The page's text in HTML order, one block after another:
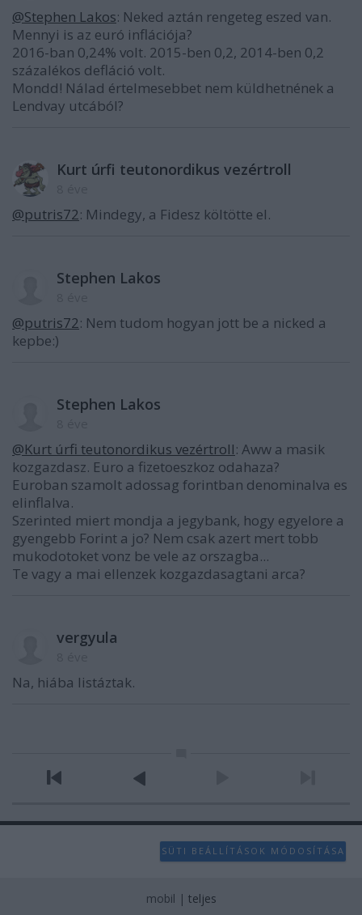
@Stephen Lakos: Neked aztán rengeteg eszed van.
Mennyi is az euró inflációja?
2016-ban 0,24% volt. 2015-ben 0,2, 2014-ben 0,2
százalékos defláció volt.
Mondd! Nálad értelmesebbet nem küldhetnének a
Lendvay utcából?
Kurt úrfi teutonordikus vezértroll
@putris72: Mindegy, a Fidesz költötte el.
Stephen Lakos
@putris72: Nem tudom hogyan jott be a nicked a
kepbe:)
Stephen Lakos
@Kurt úrfi teutonordikus vezértroll: Aww a masik
kozgazdasz. Euro a fizetoeszkoz odahaza?
Euroban szamolt adossag forintban denominalva es
elinflalva.
Szerinted miert mondja a jegybank, hogy egyelore a
gyengebb Forint a jo? Nem csak azert mert tobb
mukodotoket vonz be vele az orszagba...
Te vagy a mai ellenzek kozgazdasagtani arca?
vergyula
Na, hiába listáztak.
SÜTI BEÁLLÍTÁSOK MÓDOSÍTÁSA
mobil | teljes